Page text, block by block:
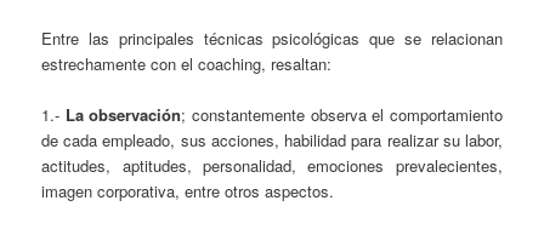
Entre las principales técnicas psicológicas que se relacionan
estrechamente con el coaching, resaltan:
1.- La observación; constantemente observa el comportamiento
de cada empleado, sus acciones, habilidad para realizar su labor,
actitudes, aptitudes, personalidad, emociones prevalecientes,
imagen corporativa, entre otros aspectos.